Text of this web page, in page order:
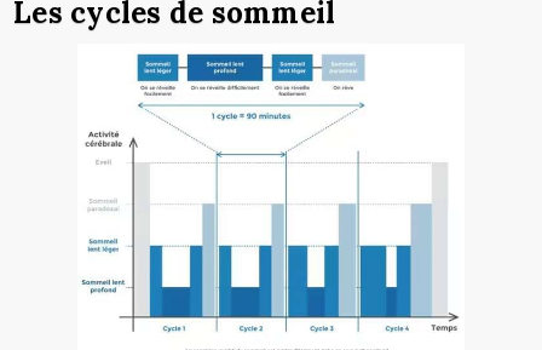
Les cycles de sommeil